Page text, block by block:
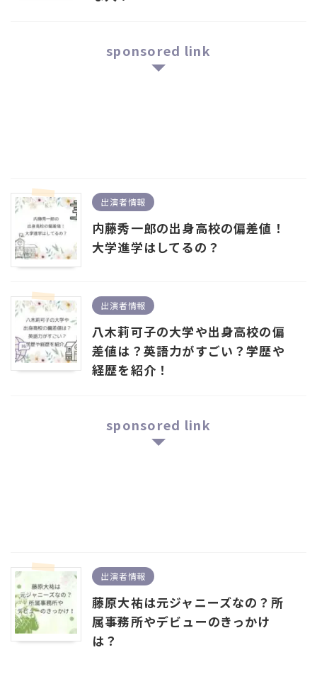
sponsored link
出演者情報
内藤秀一郎の出身高校の偏差値！
大学進学はしてるの？
出演者情報
八木莉可子の大学や出身高校の偏
差値は？英語力がすごい？学歴や
経歴を紹介！
sponsored link
出演者情報
藤原大祐は元ジャニーズなの？所
属事務所やデビューのきっかけ
は？